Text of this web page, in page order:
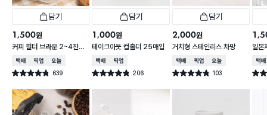
담기
1,500원
커피 필터 브라운 2~4잔용
100매
택배배송매장픽업오늘배송
별점 4.8점 639
건 작성
담기
1,000원
테이크아웃 컵홀더 25매입
택배배송매장픽업
별점 4.8점 206
건 작성
담기
2,000원
거치형 스테인리스 차망
택배배송매장픽업오늘배송
별점 4.8점 103
건 작성
일본
택배
별점